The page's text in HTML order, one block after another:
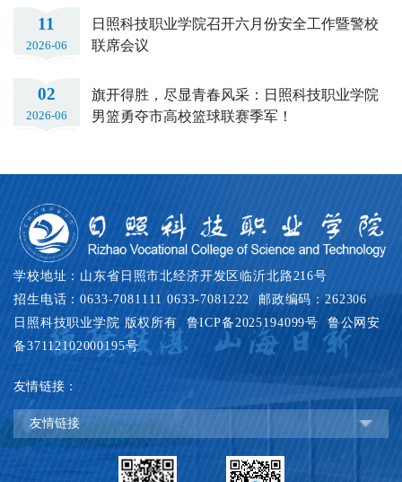
11
2026-06
日照科技职业学院召开六月份安全工作暨警校
联席会议
02
2026-06
旗开得胜，尽显青春风采：日照科技职业学院
男篮勇夺市高校篮球联赛季军！
学校地址：山东省日照市北经济开发区临沂北路216号
招生电话：0633-7081111 0633-7081222 邮政编码：262306
日照科技职业学院 版权所有 鲁ICP备2025194099号
鲁公网安
备37112102000195号
友情链接：
友情链接